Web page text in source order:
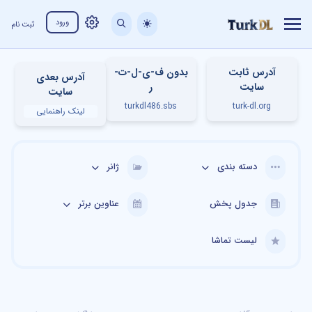
ورود ثبت نام
آدرس ثابت
سایت
turk-dl.org
بدون ف-ی-ل-ت-
ر
turkdl486.sbs
آدرس بعدی
سایت
لینک راهنمایی
دسته بندی ژانر
جدول پخش عناوین برتر
لیست تماشا